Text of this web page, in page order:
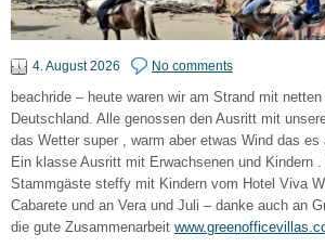
4. August 2026 No comments
beachride – heute waren wir am Strand mit
Deutschland. Alle genossen den Ausritt mit
das Wetter super , warm aber etwas Wind das es
Ein klasse Ausritt mit Erwachsenen und Kindern
Stammgäste steffy mit Kindern vom Hotel Viva
Cabarete und an Vera und Juli – danke auch an
die gute Zusammenarbeit